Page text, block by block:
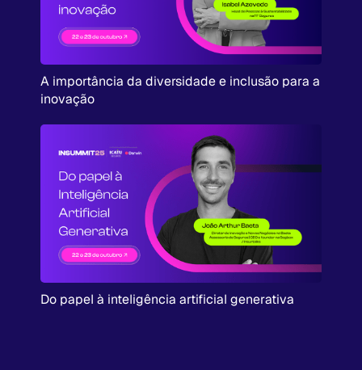
A importância da diversidade e inclusão para a
inovação
Do papel à inteligência artificial generativa